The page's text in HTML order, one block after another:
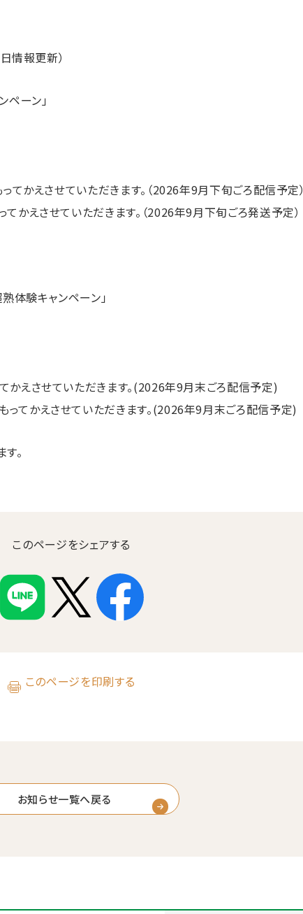
情報更新）
ペーン」
てかえさせていただきます。（2026年9月下旬ごろ配信予定）
かえさせていただきます。（2026年9月下旬ごろ発送予定）
体験キャンペーン」
えさせていただきます。(2026年9月末ごろ配信予定)
てかえさせていただきます。(2026年9月末ごろ配信予定)
。
このページをシェアする
このページを印刷する
お知らせ一覧へ戻る